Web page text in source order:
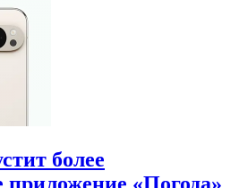
более
приложение «Погода»